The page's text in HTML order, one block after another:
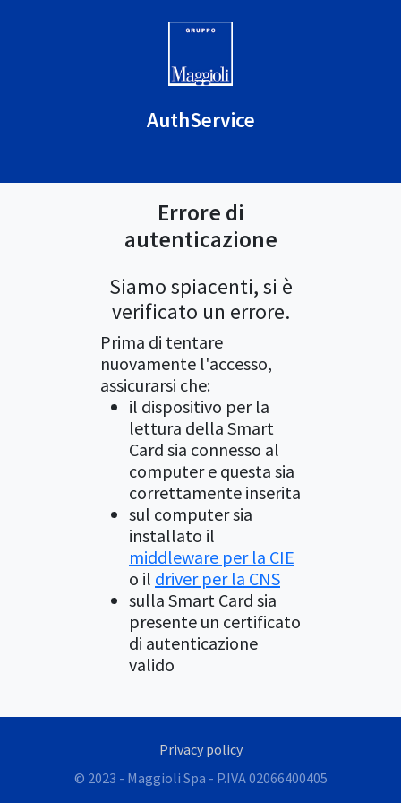
AuthService
Errore di
autenticazione
Siamo spiacenti, si è
verificato un errore.
Prima di tentare
nuovamente l'accesso,
assicurarsi che:
il dispositivo per la
lettura della Smart
Card sia connesso al
computer e questa sia
correttamente inserita
sul computer sia
installato il
middleware per la CIE
o il driver per la CNS
sulla Smart Card sia
presente un certificato
di autenticazione
valido
Privacy policy
© 2023 - Maggioli Spa - P.IVA 02066400405